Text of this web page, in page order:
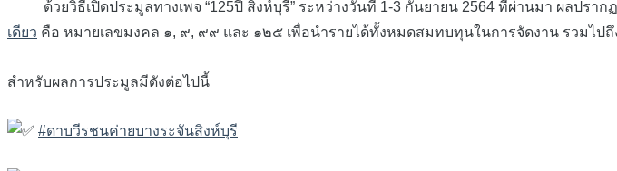
ด้วยวิธีเปิดประมูลทางเพจ “125ปี สิงห์บุรี” ระหว่างวันที่ 1-3 กันยายน 2564 ที่ผ่านมา ผลปราก
เดียว คือ หมายเลขมงคล ๑, ๙, ๙๙ และ ๑๒๕ เพื่อนำรายได้ทั้งหมดสมทบทุนในการจัดงาน รวมไป
สำหรับผลการประมูลมีดังต่อไปนี้
#ดาบวีรชนค่ายบางระจันสิงห์บุรี